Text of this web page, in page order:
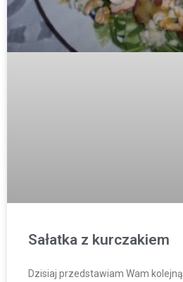
Sałatka z kurczakiem
Dzisiaj przedstawiam Wam